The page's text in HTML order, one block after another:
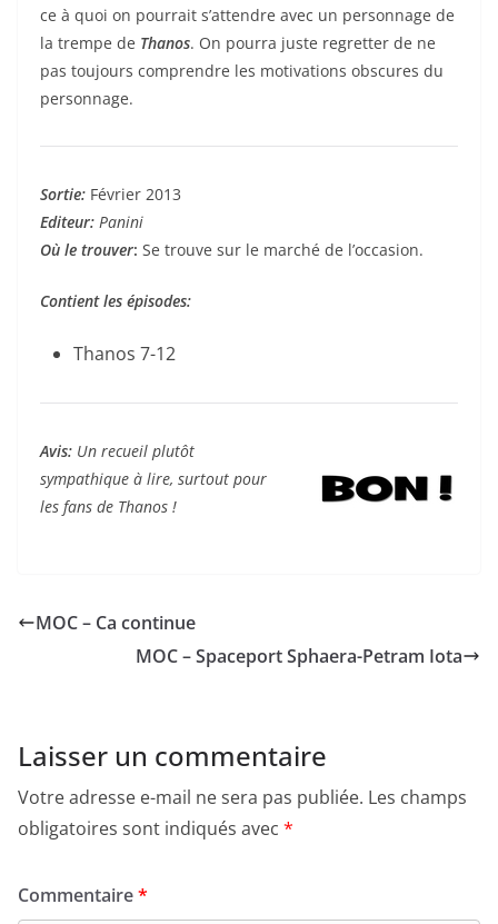
ce à quoi on pourrait s’attendre avec un personnage de
la trempe de Thanos. On pourra juste regretter de ne
pas toujours comprendre les motivations obscures du
personnage.
Sortie: Février 2013
Editeur: Panini
Où le trouver: Se trouve sur le marché de l’occasion.
Contient les épisodes:
Thanos 7-12
Avis: Un recueil plutôt
sympathique à lire, surtout pour
les fans de Thanos !
MOC – Ca continue
MOC – Spaceport Sphaera-Petram Iota
Laisser un commentaire
Votre adresse e-mail ne sera pas publiée. Les champs
obligatoires sont indiqués avec *
Commentaire*